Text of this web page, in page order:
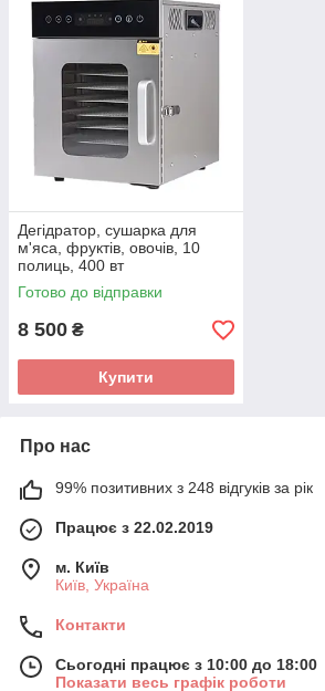
Дегідратор, сушарка для
м'яса, фруктів, овочів, 10
полиць, 400 вт
Готово до відправки
8 500 ₴
Купити
Про нас
99% позитивних з 248 відгуків за рік
Працює з 22.02.2019
м. Київ
Київ, Україна
Контакти
Сьогодні працює з 10:00 до 18:00
Показати весь графік роботи